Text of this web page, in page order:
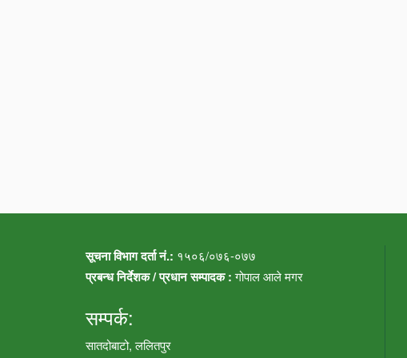
सूचना विभाग दर्ता नं.: १५०६/०७६-०७७
प्रबन्ध निर्देशक / प्रधान सम्पादक :गोपाल आले मगर
सम्पर्क:
सातदोबाटो, ललितपुर